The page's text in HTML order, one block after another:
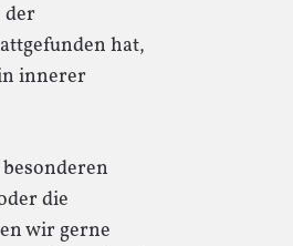
hat,
innerer
die
wir gerne